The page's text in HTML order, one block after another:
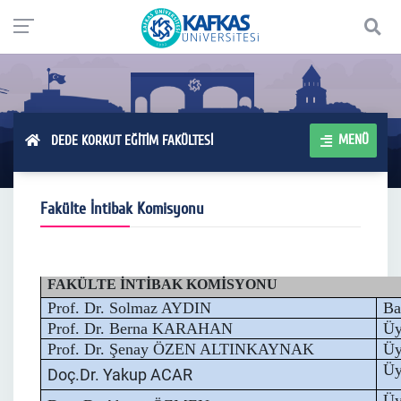
DEDE KORKUT EĞİTİM FAKÜLTESİ MENÜ
Fakülte İntibak Komisyonu
FAKÜLTE İNTİBAK KOMİSYONU
Prof. Dr. Solmaz AYDIN
Prof. Dr. Berna KARAHAN
Prof. Dr. Şenay ÖZEN ALTINKAYNAK
Doç.Dr. Yakup ACAR